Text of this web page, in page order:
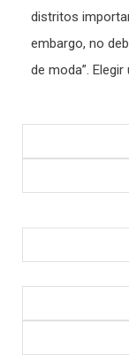
distritos
embargo, no
de moda”.